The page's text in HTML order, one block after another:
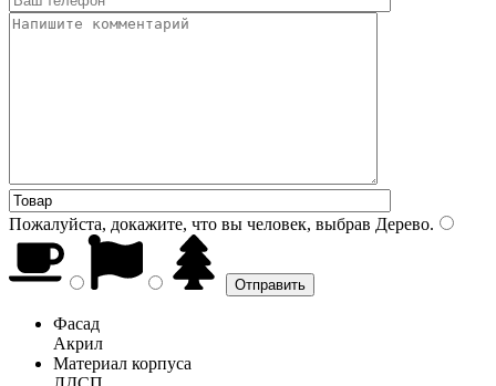
Пожалуйста, докажите, что вы человек, выбрав Дерево.
Фасад
Акрил
Материал корпуса